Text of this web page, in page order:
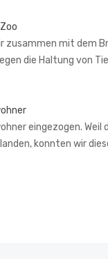
zusammen mit dem
die Haltung von
eingezogen.
konnten wir